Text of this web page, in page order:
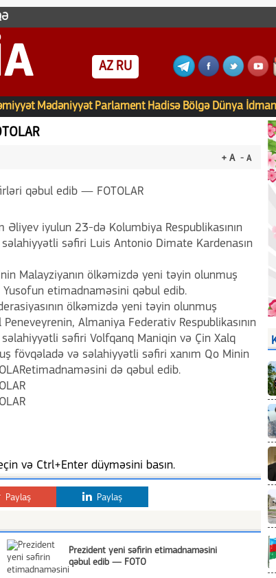
AZ RU
Mədəniyyət Parlament Hadisə Bölgə Dünya İdman
+ A - A
Əliyev iyulun 23-də Kolumbiya Respublikasının
səfiri Luis Antonio Dimate Kardenasın
Malayziyanın ölkəmizdə yeni təyin olunmuş
etimadnaməsini qəbul edib.
ölkəmizdə yeni təyin olunmuş
Almaniya Federativ Respublikasının
səfiri Volfqanq Maniqin və Çin Xalq
fövqəladə və səlahiyyətli səfiri xanım Qo Minin
etimadnaməsini də qəbul edib.
və Ctrl+Enter düyməsini basın.
Paylaş Paylaş
Prezident yeni səfirin etimadnaməsini
qəbul edib — FOTO